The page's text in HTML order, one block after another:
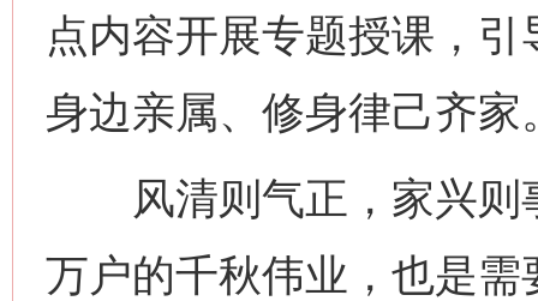
点内容开展专题授课，
身边亲属、修身律己齐家
风清则气正，家兴则
万户的千秋伟业，也是